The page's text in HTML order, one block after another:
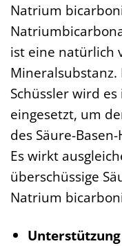
Natrium
ist eine natürlich
Mineralsubstanz.
Schüssler wird
eingesetzt, um
des Säure-
Es wirkt
überschüssige
Natrium